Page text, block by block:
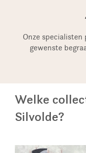
Onze
gewenste
Welke
Silvolde?